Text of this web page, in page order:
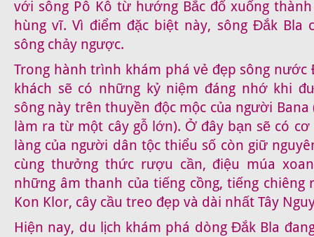
với sông Pô Kô từ hướng Bắc đổ xuống
hùng vĩ. Vì điểm đặc biệt này, sông Đắk Bla
sông chảy ngược.
Trong hành trình khám phá vẻ đẹp sông nước
khách sẽ có những kỷ niệm đáng nhớ khi
sông này trên thuyền độc mộc của người
làm ra từ một cây gỗ lớn). Ở đây bạn sẽ có
làng của người dân tộc thiểu số còn giữ
cùng thưởng thức rượu cần, điệu múa
những âm thanh của tiếng cồng, tiếng
Kon Klor, cây cầu treo đẹp và dài nhất Tây
Hiện nay, du lịch khám phá dòng Đắk Bla